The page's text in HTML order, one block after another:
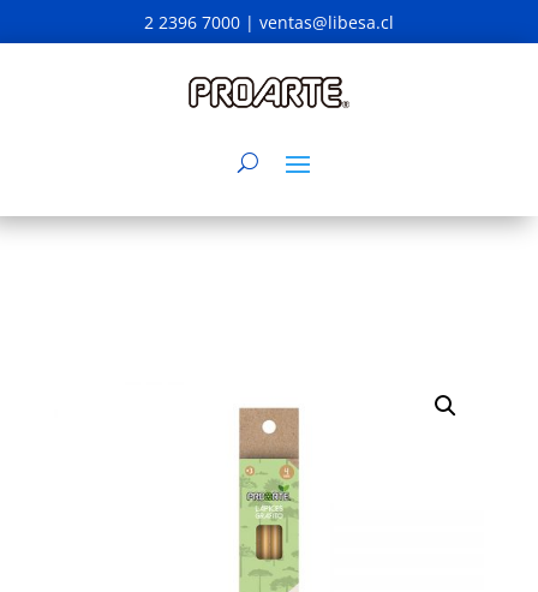
2 2396 7000 | ventas@libesa.cl